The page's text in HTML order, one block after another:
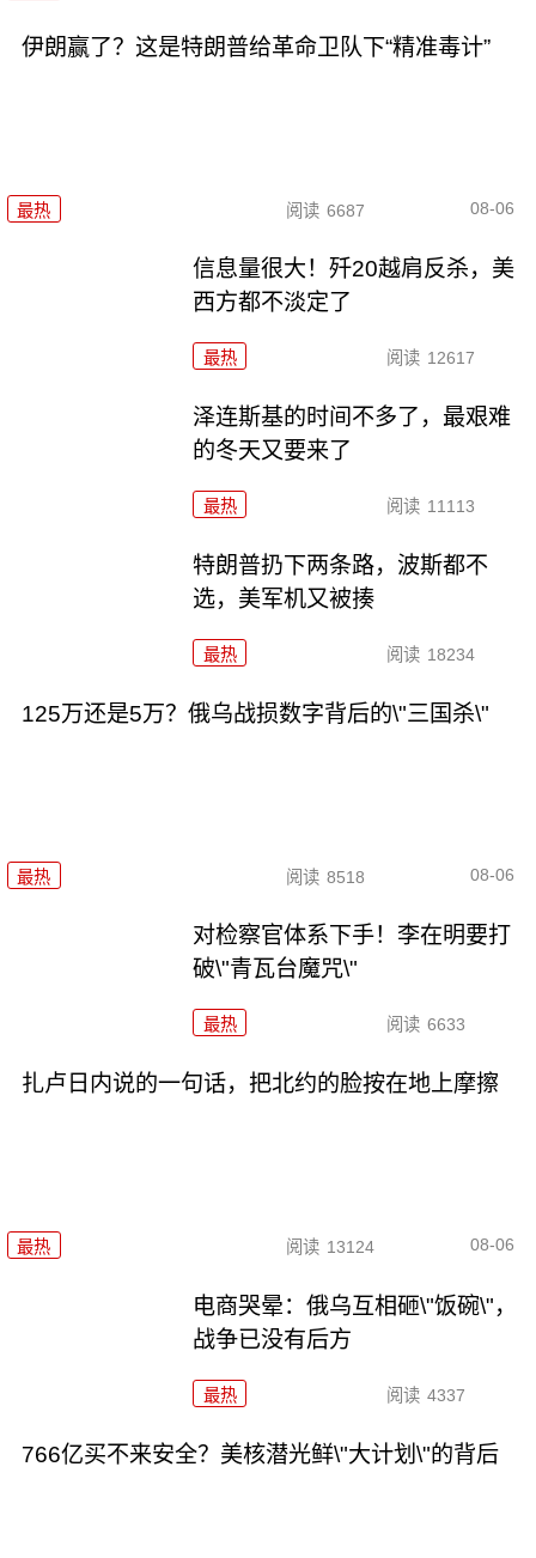
伊朗赢了？这是特朗普给革命卫队下“精准毒计”
最热 阅读 6687 08-06
信息量很大！歼20越肩反杀，美
西方都不淡定了
最热 阅读 12617
泽连斯基的时间不多了，最艰难
的冬天又要来了
最热 阅读 11113
特朗普扔下两条路，波斯都不
选，美军机又被揍
最热 阅读 18234
125万还是5万？俄乌战损数字背后的\"三国杀\"
最热 阅读 8518 08-06
对检察官体系下手！李在明要打
破\"青瓦台魔咒\"
最热 阅读 6633
扎卢日内说的一句话，把北约的脸按在地上摩擦
最热 阅读 13124 08-06
电商哭晕：俄乌互相砸\"饭碗\"，
战争已没有后方
最热 阅读 4337
766亿买不来安全？美核潜光鲜\"大计划\"的背后